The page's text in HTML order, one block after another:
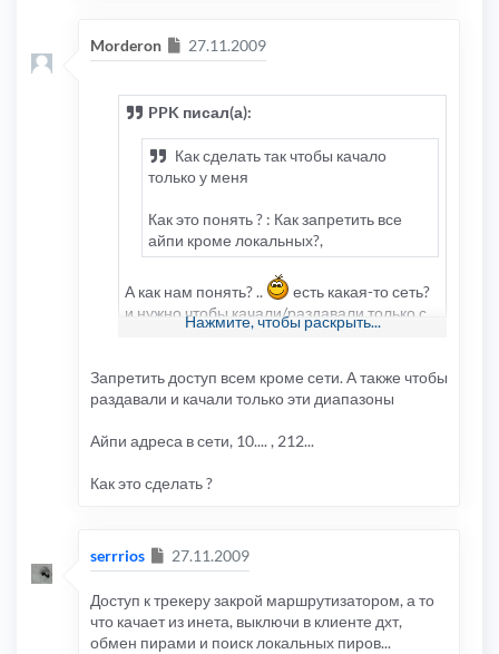
Morderon Сообщение
27.11.2009
PPK писал(а):
Как сделать так чтобы качало
только у меня
Как это понять ? : Как запретить все
айпи кроме локальных?,
А как нам понять? ..
есть какая-то сеть?
и нужно чтобы качали/раздавали только с
этой сети или только с одного компьютера
меня? или вообще запретить доступ на
трекер всем кроме какой-то сети ..
Нажмите, чтобы раскрыть...
Запретить доступ всем кроме сети. А также чтобы
раздавали и качали только эти диапазоны
Айпи адреса в сети, 10.... , 212...
Как это сделать ?
serrrios Сообщение
27.11.2009
Доступ к трекеру закрой маршрутизатором, а то
что качает из инета, выключи в клиенте дхт,
обмен пирами и поиск локальных пиров...